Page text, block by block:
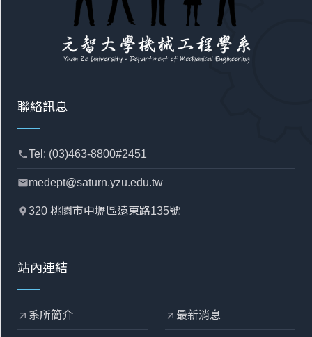
聯絡訊息
phoneTel: (03)463-8800#2451
mailmedept@saturn.yzu.edu.tw
location_pin320 桃園市中壢區遠東路135號
站內連結
arrow_outward 系所簡介 arrow_outward 最新消息